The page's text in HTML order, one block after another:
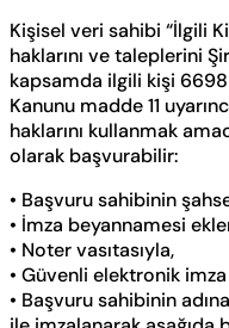
Kişisel veri sahibi “İlgili
haklarını ve taleplerini
kapsamda ilgili kişi 6698
Kanunu madde 11
haklarını kullanmak
olarak başvurabilir:
• Başvuru sahibinin
• İmza beyannamesi
• Noter vasıtasıyla,
• Güvenli elektronik
• Başvuru sahibinin